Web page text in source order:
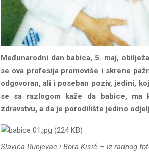
Međunarodni dan babica, 5. maj,
se ova profesija promoviše i skrene
odgovoran, ali i poseban poziv, jedini,
se sa razlogom kaže da babice,
zdravstvu, a da je porodilište jedino
Slavica Runjevac i Bora Kisić – iz radnog